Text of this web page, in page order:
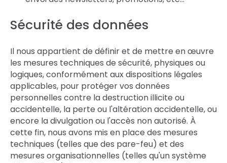
Sécurité des données
Il nous appartient de définir et de mettre en œuvre
les mesures techniques de sécurité, physiques ou
logiques, conformément aux dispositions légales
applicables, pour protéger vos données
personnelles contre la destruction illicite ou
accidentelle, la perte ou l'altération accidentelle, ou
encore la divulgation ou l'accès non autorisé. À
cette fin, nous avons mis en place des mesures
techniques (telles que des pare-feu) et des
mesures organisationnelles (telles qu'un système